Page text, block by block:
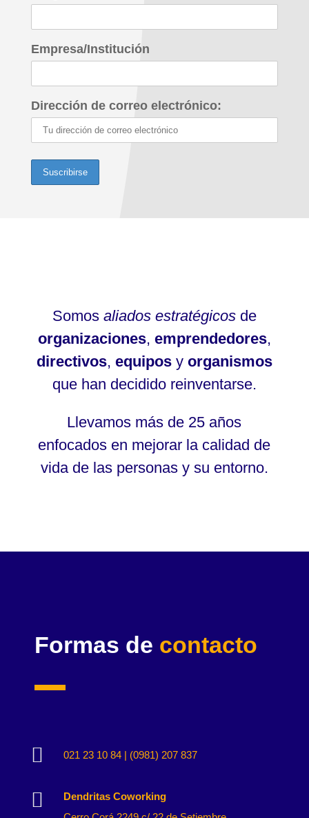
Empresa/Institución
Dirección de correo electrónico:
Somos aliados estratégicosde
organizaciones, emprendedores,
directivos, equiposy organismos
que han decidido reinventarse.
Llevamos más de 25 años
enfocados en mejorar la calidad de
vida de las personas y su entorno.
Formas de contacto
 021 23 10 84 | (0981) 207 837

Dendritas Coworking